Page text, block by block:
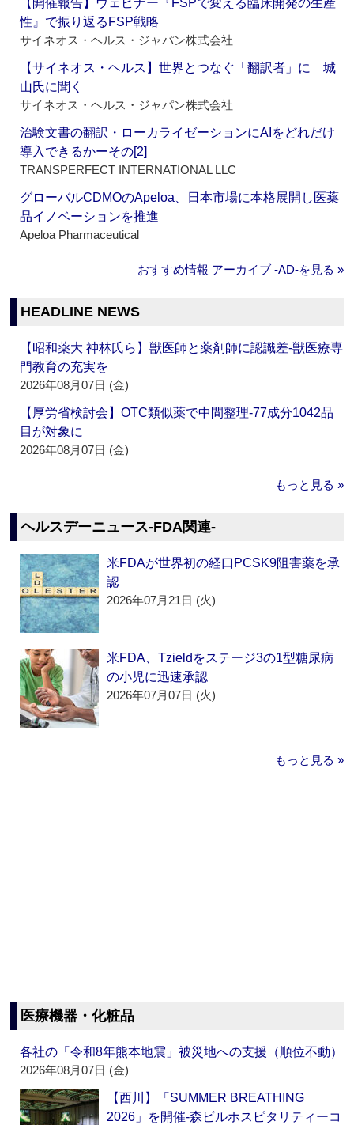
【開催報告】ウェビナー『FSPで変える臨床開発の生産
性』で振り返るFSP戦略
サイネオス・ヘルス・ジャパン株式会社
【サイネオス・ヘルス】世界とつなぐ「翻訳者」に 城
山氏に聞く
サイネオス・ヘルス・ジャパン株式会社
治験文書の翻訳・ローカライゼーションにAIをどれだけ
導入できるかーその[2]
TRANSPERFECT INTERNATIONAL LLC
グローバルCDMOのApeloa、日本市場に本格展開し医薬
品イノベーションを推進
Apeloa Pharmaceutical
おすすめ情報 アーカイブ ‐AD‐を見る »
HEADLINE NEWS
【昭和薬大 神林氏ら】獣医師と薬剤師に認識差‐獣医療専
門教育の充実を
2026年08月07日 (金)
【厚労省検討会】OTC類似薬で中間整理‐77成分1042品
目が対象に
2026年08月07日 (金)
もっと見る »
ヘルスデーニュース‐FDA関連‐
米FDAが世界初の経口PCSK9阻害薬を承
認
2026年07月21日 (火)
米FDA、Tzieldをステージ3の1型糖尿病
の小児に迅速承認
2026年07月07日 (火)
もっと見る »
医療機器・化粧品
各社の「令和8年熊本地震」被災地への支援（順位不動）
2026年08月07日 (金)
【西川】「SUMMER BREATHING
2026」を開催‐森ビルホスピタリティーコ